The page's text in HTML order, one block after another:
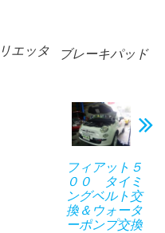
エッタ
ブレーキパッド
フィアット５
００ タイミ
ングベルト交
換＆ウォータ
ーポンプ交換